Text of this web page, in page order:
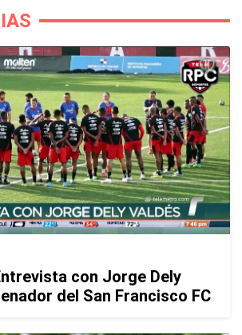
con Jorge Dely
del San Francisco FC